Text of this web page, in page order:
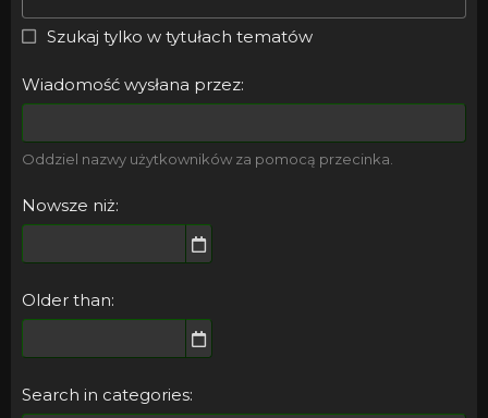
Szukaj tylko w tytułach tematów
Wiadomość wysłana przez
Oddziel nazwy użytkowników za pomocą przecinka.
Nowsze niż
Older than
Search in categories